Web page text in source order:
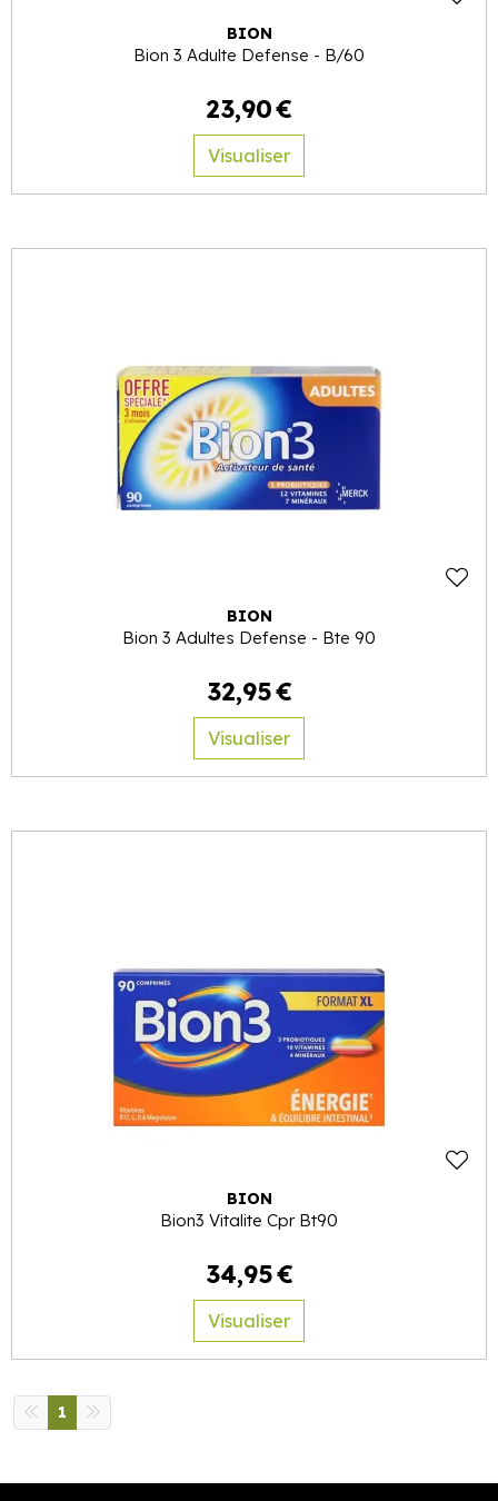
BION
Bion 3 Adulte Defense - B/60
23,90€
Visualiser
BION
Bion 3 Adultes Defense - Bte 90
32,95€
Visualiser
BION
Bion3 Vitalite Cpr Bt90
34,95€
Visualiser
1